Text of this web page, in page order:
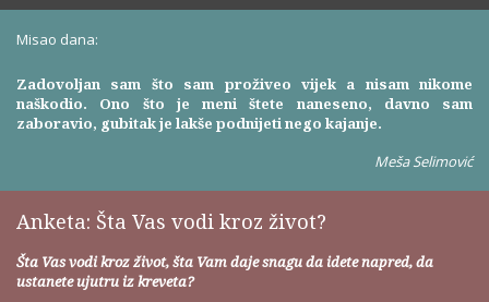
Misao dana:
Zadovoljan sam što sam proživeo vijek a nisam nikome
naškodio. Ono što je meni štete naneseno, davno sam
zaboravio, gubitak je lakše podnijeti nego kajanje.
Meša Selimović
Anketa: Šta Vas vodi kroz život?
Šta Vas vodi kroz život, šta Vam daje snagu da idete napred, da
ustanete ujutru iz kreveta?